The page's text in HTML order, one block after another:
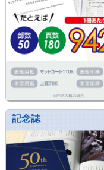
記念誌